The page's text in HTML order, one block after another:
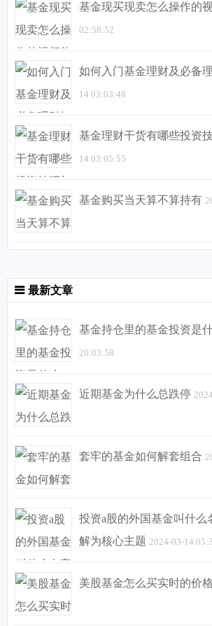
基金现买现卖怎么操作的
02:58:52
如何入门基金理财及必备
14 03:03:48
基金理财干货有哪些投资
14 03:05:55
基金购买当天算不算持有
最新文章
基金持仓里的基金投资是
20:03:58
近期基金为什么总跌停
套牢的基金如何解套组合
投资a股的外国基金叫什么
解为核心主题 2024-03-14
美股基金怎么买实时的价格